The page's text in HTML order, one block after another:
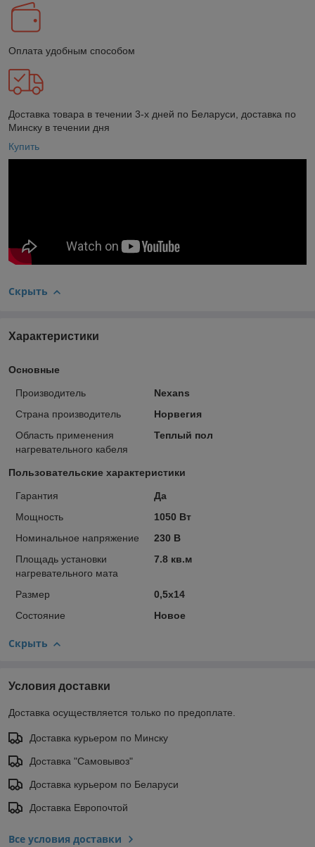
Оплата удобным способом
Доставка товара в течении 3-х дней по Беларуси, доставка по
Минску в течении дня
Купить
Скрыть
Характеристики
Основные
Производитель
Nexans
Страна производитель
Норвегия
Область применения
нагревательного кабеля
Теплый пол
Пользовательские характеристики
Гарантия
Да
Мощность
1050 Вт
Номинальное напряжение
230 В
Площадь установки
нагревательного мата
7.8 кв.м
Размер
0,5х14
Состояние
Новое
Скрыть
Условия доставки
Доставка осуществляется только по предоплате.
Доставка курьером по Минску
Доставка "Самовывоз"
Доставка курьером по Беларуси
Доставка Европочтой
Все условия доставки